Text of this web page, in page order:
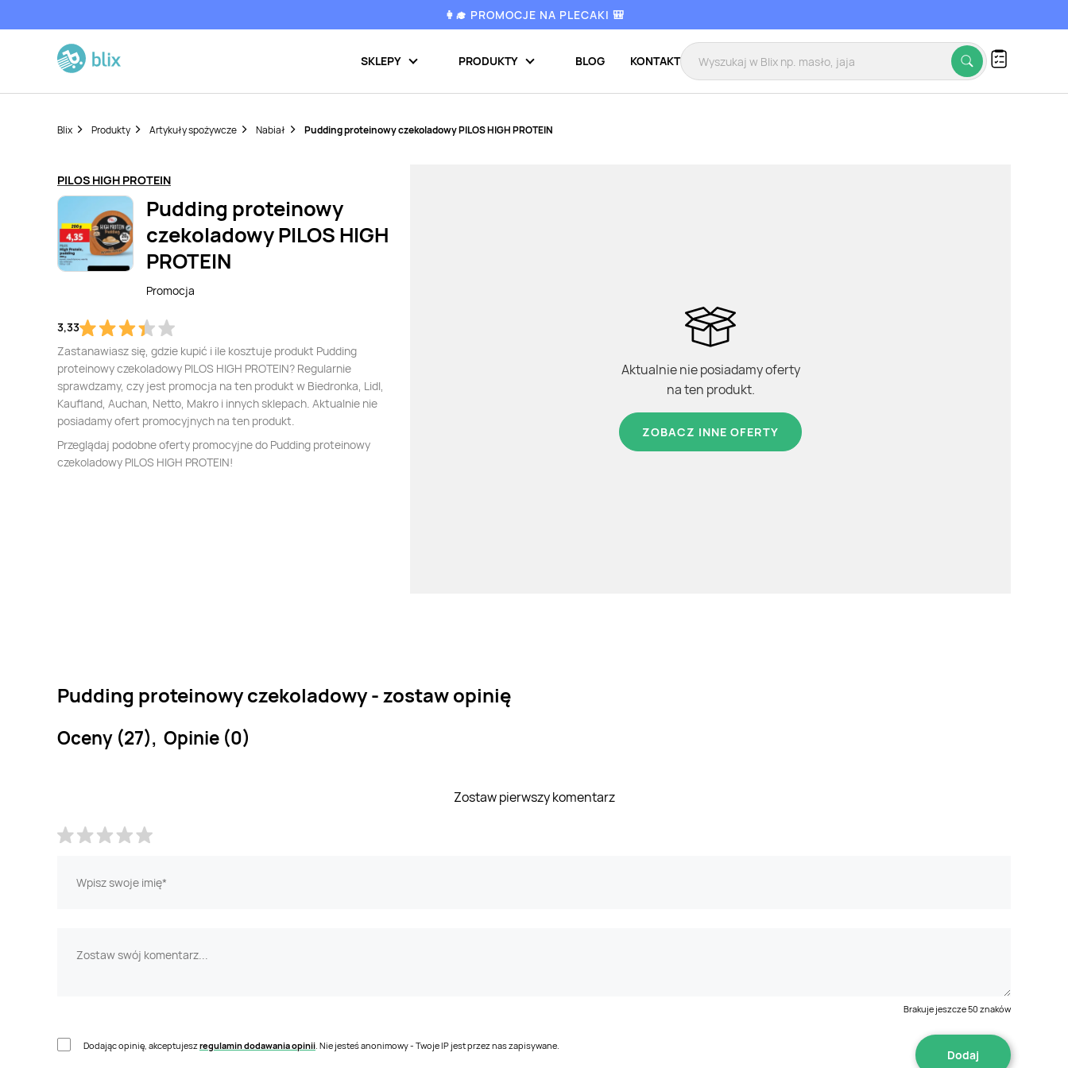
👩‍🎓 PROMOCJE NA PLECAKI 🎒
SKLEPY PRODUKTY BLOG KONTAKT
Blix Produkty Artykuły spożywcze Nabiał Pudding proteinowy czekoladowy PILOS HIGH PROTEIN
PILOS HIGH PROTEIN
Pudding proteinowy
czekoladowy PILOS HIGH
PROTEIN
Promocja
3,33
Zastanawiasz się, gdzie kupić i ile kosztuje produkt Pudding
proteinowy czekoladowy PILOS HIGH PROTEIN? Regularnie
sprawdzamy, czy jest promocja na ten produkt w Biedronka, Lidl,
Kaufland, Auchan, Netto, Makro i innych sklepach. Aktualnie nie
posiadamy ofert promocyjnych na ten produkt.
Przeglądaj podobne oferty promocyjne do Pudding proteinowy
czekoladowy PILOS HIGH PROTEIN!
Aktualnie nie posiadamy oferty
na ten produkt.
ZOBACZ INNE OFERTY
Pudding proteinowy czekoladowy - zostaw opinię
Oceny (27), Opinie (0)
Zostaw pierwszy komentarz
Brakuje jeszcze50 znaków
Dodając opinię, akceptujeszregulamin dodawania opinii . Nie jesteś anonimowy - Twoje IP jest przez nas zapisywane.